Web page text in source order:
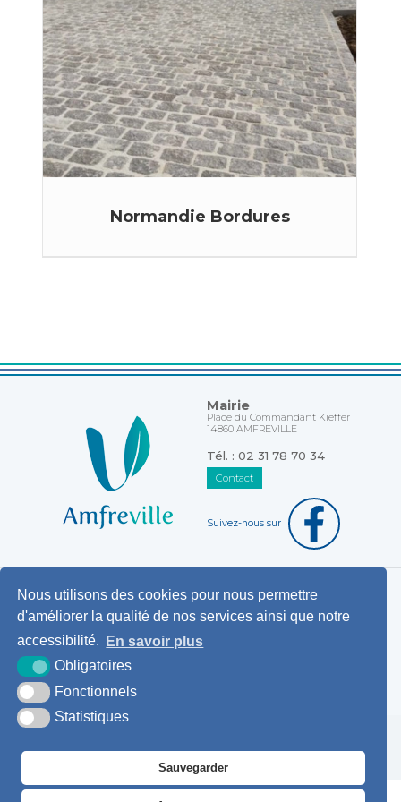
Nous utilisons des cookies pour nous permettre
d'améliorer la qualité de nos services ainsi que notre
accessibilité.
En savoir plus
Obligatoires
Fonctionnels
Statistiques
Sauvegarder
Normandie Bordures
Mairie
Place du Commandant Kieffer
14860 AMFREVILLE
Tél. : 02 31 78 70 34
Contact
Suivez-nous sur
Horaires d'ouverture au public
Pemanences des élus
Démarches administratives
Agence postale communale
site
légales